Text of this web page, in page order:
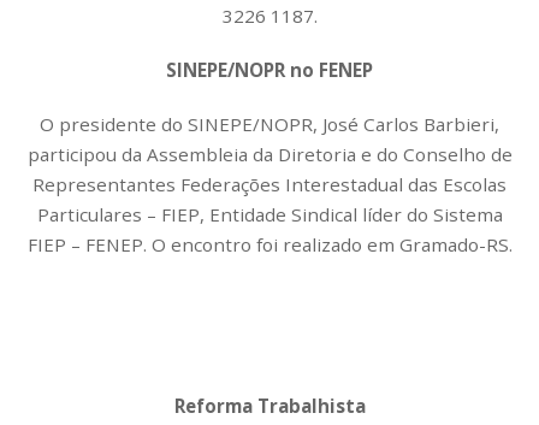
3226 1187.
SINEPE/NOPR no FENEP
O presidente do SINEPE/NOPR, José Carlos Barbieri,
participou da Assembleia da Diretoria e do Conselho de
Representantes Federações Interestadual das Escolas
Particulares – FIEP, Entidade Sindical líder do Sistema
FIEP – FENEP. O encontro foi realizado em Gramado-RS.
Reforma Trabalhista